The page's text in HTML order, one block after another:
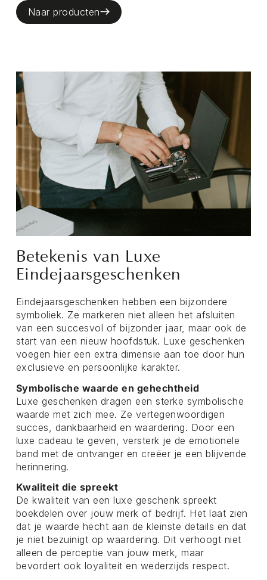
Naar producten
Betekenis van Luxe
Eindejaarsgeschenken
Eindejaarsgeschenken hebben een bijzondere
symboliek. Ze markeren niet alleen het afsluiten
van een succesvol of bijzonder jaar, maar ook de
start van een nieuw hoofdstuk. Luxe geschenken
voegen hier een extra dimensie aan toe door hun
exclusieve en persoonlijke karakter.
Symbolische waarde en gehechtheid
Luxe geschenken dragen een sterke symbolische
waarde met zich mee. Ze vertegenwoordigen
succes, dankbaarheid en waardering. Door een
luxe cadeau te geven, versterk je de emotionele
band met de ontvanger en creëer je een blijvende
herinnering.
Kwaliteit die spreekt
De kwaliteit van een luxe geschenk spreekt
boekdelen over jouw merk of bedrijf. Het laat zien
dat je waarde hecht aan de kleinste details en dat
je niet bezuinigt op waardering. Dit verhoogt niet
alleen de perceptie van jouw merk, maar
bevordert ook loyaliteit en wederzijds respect.